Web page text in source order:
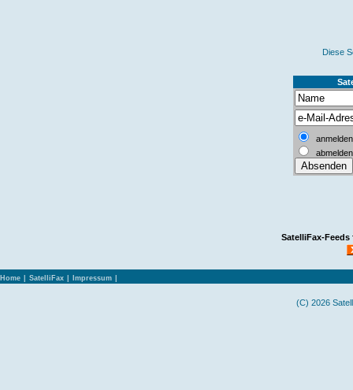
Diese S
anmelden
abmelden
SatelliFax-Feeds
Home SatelliFax Impressum
(C) 2026